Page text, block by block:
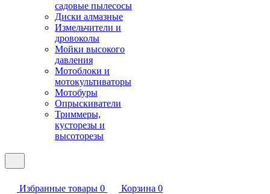
садовые пылесосы
Диски алмазные
Измельчители и
дровоколы
Мойки высокого
давления
Мотоблоки и
мотокультиваторы
Мотобуры
Опрыскиватели
Триммеры,
кусторезы и
высоторезы
Избранные товары 0 Корзина 0